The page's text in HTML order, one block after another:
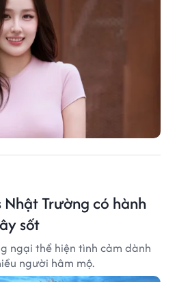
Nhật Trường có hành
sốt
ngại thể hiện tình cảm dành
người hâm mộ.